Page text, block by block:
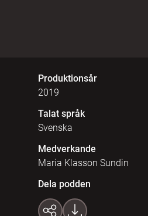
Produktionsår
2019
Talat språk
Svenska
Medverkande
Maria Klasson Sundin
Dela podden